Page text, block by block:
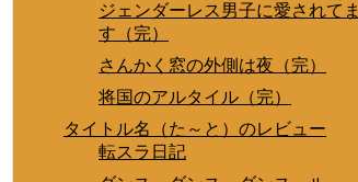
ジェンダーレス男子に愛されてま
す（完）
さんかく窓の外側は夜（完）
将国のアルタイル（完）
タイトル名（た～と）のレビュー
転スラ日記